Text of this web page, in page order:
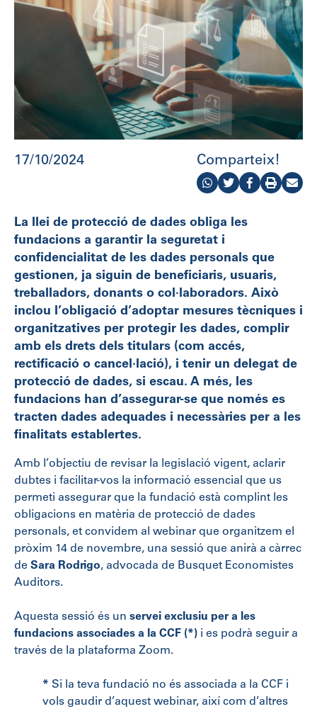
17/10/2024 Comparteix!
La llei de protecció de dades obliga les
fundacions a garantir la seguretat i
confidencialitat de les dades personals que
gestionen, ja siguin de beneficiaris, usuaris,
treballadors, donants o col·laboradors. Això
inclou l’obligació d’adoptar mesures tècniques i
organitzatives per protegir les dades, complir
amb els drets dels titulars (com accés,
rectificació o cancel·lació), i tenir un delegat de
protecció de dades, si escau. A més, les
fundacions han d’assegurar-se que només es
tracten dades adequades i necessàries per a les
finalitats establertes.
Amb l’objectiu de revisar la legislació vigent, aclarir
dubtes i facilitar-vos la informació essencial que us
permeti assegurar que la fundació està complint les
obligacions en matèria de protecció de dades
personals, et convidem al webinar que organitzem el
pròxim 14 de novembre, una sessió que anirà a càrrec
de Sara Rodrigo, advocada de Busquet Economistes
Auditors.
Aquesta sessió és un servei exclusiu per a les
fundacions associades a la CCF (*) i es podrà seguir a
través de la plataforma Zoom.
* Si la teva fundació no és associada a la CCF i
vols gaudir d’aquest webinar, així com d’altres